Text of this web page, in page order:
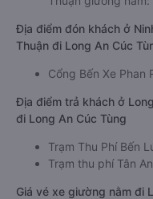
Địa điểm đón khách ở
Thuận đi Long An Cúc
Cổng Bến Xe Phan
Địa điểm trả khách ở
đi Long An Cúc Tùng
Trạm Thu Phí Bến
Trạm thu phí Tân An
Giá vé xe giường nằm đi